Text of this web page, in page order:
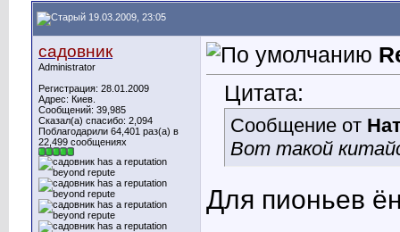
19.03.2009, 23:05
садовник
Administrator
Регистрация: 28.01.2009
Адрес: Киев.
Сообщений: 39,985
Сказал(а) спасибо: 2,094
Поблагодарили 64,401 раз(а) в
22,499 сообщениях
Цитата:
Сообщение от
Вот такой
Для пионьев